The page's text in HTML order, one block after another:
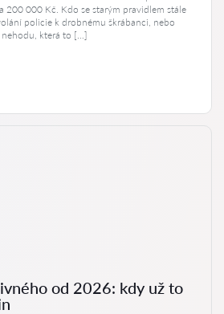
200 000 Kč. Kdo se starým pravidlem stále
policie k drobnému škrábanci, nebo
která to […]
od 2026: kdy už to